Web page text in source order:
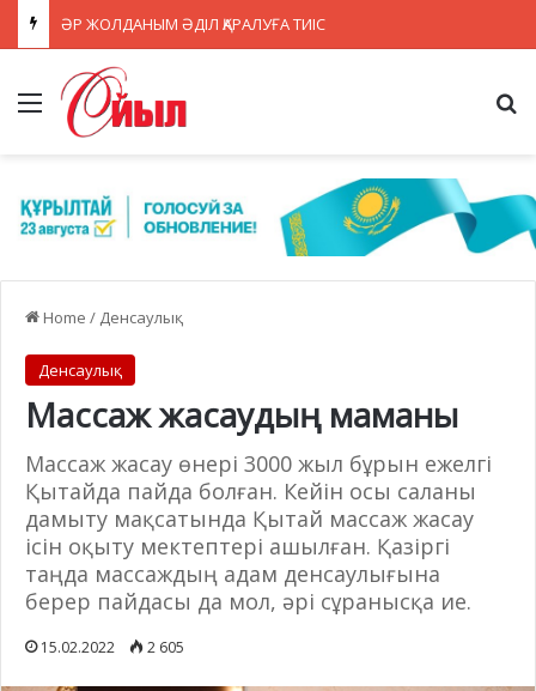
ӘР ЖОЛДАНЫМ ӘДІЛ ҚАРАЛУҒА ТИІС
Menu
Home / Денсаулық
Денсаулық
Массаж жасаудың маманы
Массаж жасау өнері 3000 жыл бұрын ежелгі
Қытайда пайда болған. Кейін осы саланы
дамыту мақсатында Қытай массаж жасау
ісін оқыту мектептері ашылған. Қазіргі
таңда массаждың адам денсаулығына
берер пайдасы да мол, әрі сұранысқа ие.
15.02.2022 2 605